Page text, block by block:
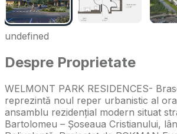
undefined
Despre Proprietate
WELMONT PARK RESIDENCES-
reprezintă noul reper urbanistic al
ansamblu rezidențial modern situat
Bartolomeu – Șoseaua Cristianului,